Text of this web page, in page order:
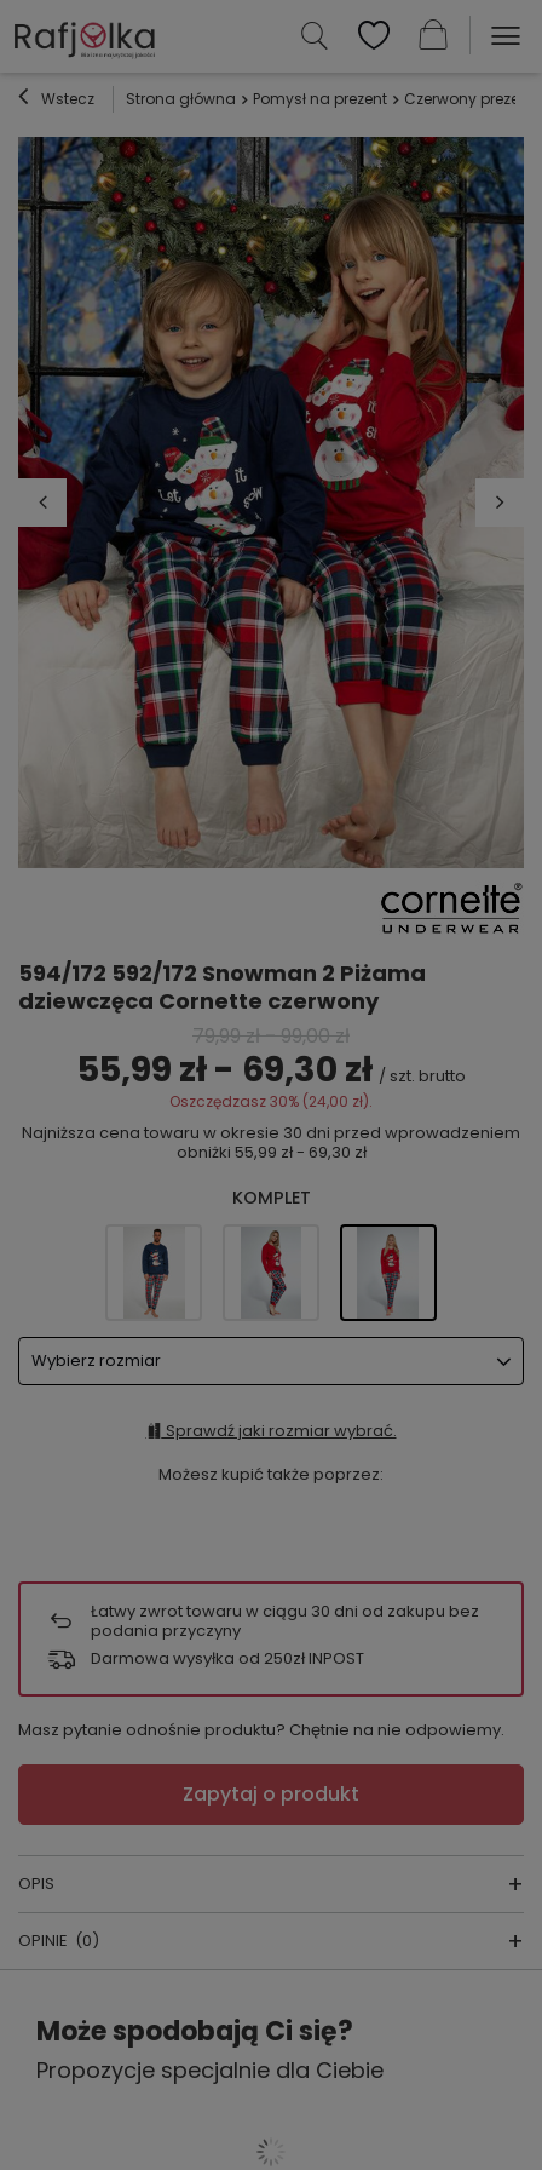
Wstecz Strona główna Pomysł na prezent Czerwony prezent
594/172 592/172 Snowman 2 Piżama
dziewczęca Cornette czerwony
79,99 zł-99,00 zł
55,99 zł - 69,30 zł / szt. brutto
Oszczędzasz30% (24,00 zł).
Najniższa cena towaru w okresie 30 dni przed wprowadzeniem
obniżki 55,99 zł - 69,30 zł
KOMPLET
Wybierz rozmiar
Sprawdź jaki rozmiar wybrać.
Możesz kupić także poprzez:
Łatwy zwrot towaru w ciągu 30 dni od zakupu bez
podania przyczyny
Darmowa wysyłka od 250zł INPOST
Masz pytanie odnośnie produktu? Chętnie na nie odpowiemy.
Zapytaj o produkt
OPIS
Piżama dziewczęca Snowman
producent: CORNETTE
kraj produkcji:POLSKA
Wygodna piżama dziecięca wykonana z wysokiej
OPINIE (0)
Napisz swoją opinię
Twoja ocena:
Może spodobają Ci się?
Propozycje specjalnie dla Ciebie